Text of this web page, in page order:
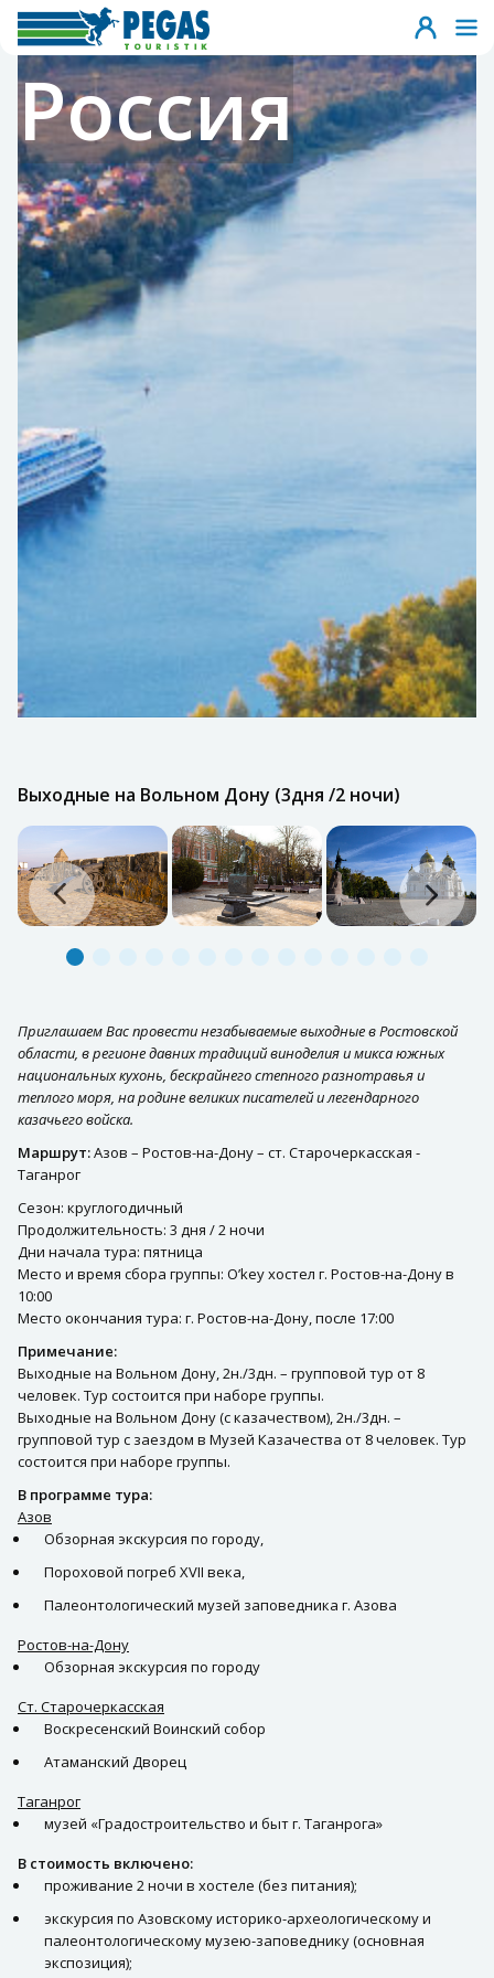
Россия
Выходные на Вольном Дону (3дня /2 ночи)
Приглашаем Вас провести незабываемые выходные в Ростовской
области, в регионе давних традиций виноделия и микса южных
национальных кухонь, бескрайнего степного разнотравья и
теплого моря, на родине великих писателей и легендарного
казачьего войска.
Маршрут:Азов – Ростов-на-Дону – ст. Старочеркасская -
Таганрог
Сезон: круглогодичный
Продолжительность: 3 дня / 2 ночи
Дни начала тура: пятница
Место и время сбора группы: О’key хостел г. Ростов-на-Дону в
10:00
Место окончания тура: г. Ростов-на-Дону, после 17:00
Примечание:
Выходные на Вольном Дону, 2н./3дн. – групповой тур от 8
человек. Тур состоится при наборе группы.
Выходные на Вольном Дону (с казачеством), 2н./3дн. –
групповой тур с заездом в Музей Казачества от 8 человек. Тур
состоится при наборе группы.
В программе тура:
Азов
Обзорная экскурсия по городу,
Пороховой погреб XVII века,
Палеонтологический музей заповедника г. Азова
Ростов-на-Дону
Обзорная экскурсия по городу
Ст. Старочеркасская
Воскресенский Воинский собор
Атаманский Дворец
Таганрог
музей «Градостроительство и быт г. Таганрога»
В стоимость включено:
проживание 2 ночи в хостеле (без питания);
экскурсия по Азовскому историко-археологическому и
палеонтологическому музею-заповеднику (основная
экспозиция);